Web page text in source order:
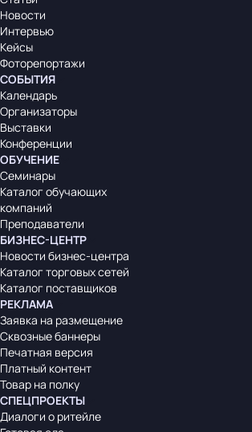
Новости
Интервью
Кейсы
Фоторепортажи
СОБЫТИЯ
Календарь
Организаторы
Выставки
Конференции
ОБУЧЕНИЕ
Семинары
Каталог обучающих
компаний
Преподаватели
БИЗНЕС-ЦЕНТР
Новости бизнес-центра
Каталог торговых сетей
Каталог поставщиков
РЕКЛАМА
Заявка на размещение
Сквозные баннеры
Печатная версия
Платный контент
Товар на полку
СПЕЦПРОЕКТЫ
Диалоги о ритейле